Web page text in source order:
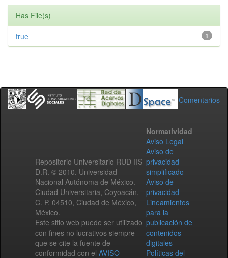
Has File(s)
1
true
Comentarios
Repositorio Universitario RUD-IIS
D.R. © 2010. Universidad
Nacional Autónoma de México.
Ciudad Universitaria, Coyoacán,
C. P. 04510, Ciudad de México,
México.
Este sitio web puede ser utilizado
con fines no lucrativos siempre
que se cite la fuente de
conformidad con el AVISO
Normatividad
Aviso Legal
Aviso de
privacidad
simplificado
Aviso de
privacidad
Lineamientos
para la
publicación de
contenidos
digitales
Políticas del